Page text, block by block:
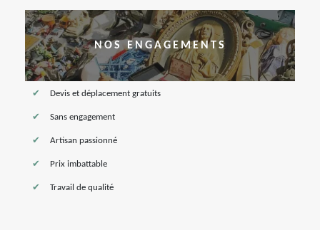
NOS ENGAGEMENTS
Devis et déplacement gratuits
Sans engagement
Artisan passionné
Prix imbattable
Travail de qualité